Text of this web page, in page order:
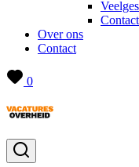
Contact
Over ons
Contact
0